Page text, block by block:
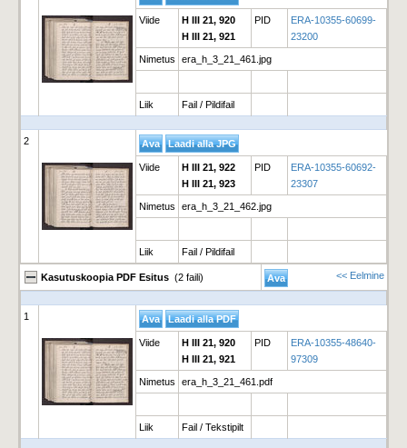
Viide
H III 21, 920
H III 21, 921
PID
ERA-10355-60699-
23200
Nimetus era_h_3_21_461.jpg
Liik Fail / Pildifail
2
Viide
H III 21, 922
H III 21, 923
PID
ERA-10355-60692-
23307
Nimetus era_h_3_21_462.jpg
Liik Fail / Pildifail
Kasutuskoopia PDF Esitus (2 faili) << Eelmine
1
Viide
H III 21, 920
H III 21, 921
PID
ERA-10355-48640-
97309
Nimetus era_h_3_21_461.pdf
Liik Fail / Tekstipilt